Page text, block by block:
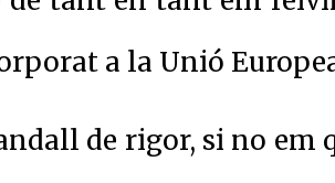
a la Unió
de rigor, si no em